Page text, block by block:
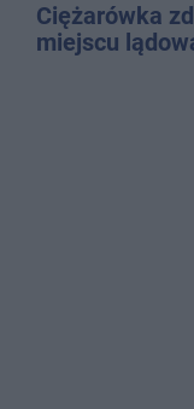
Ciężarówka
miejscu